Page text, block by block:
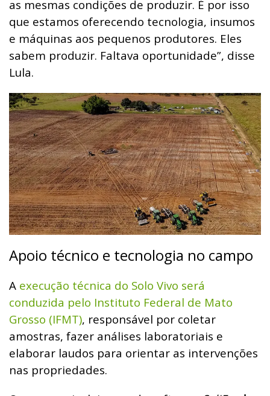
as mesmas condições de produzir. É por isso
que estamos oferecendo tecnologia, insumos
e máquinas aos pequenos produtores. Eles
sabem produzir. Faltava oportunidade”, disse
Lula.
Apoio técnico e tecnologia no campo
A execução técnica do Solo Vivo será
conduzida pelo Instituto Federal de Mato
Grosso (IFMT), responsável por coletar
amostras, fazer análises laboratoriais e
elaborar laudos para orientar as intervenções
nas propriedades.